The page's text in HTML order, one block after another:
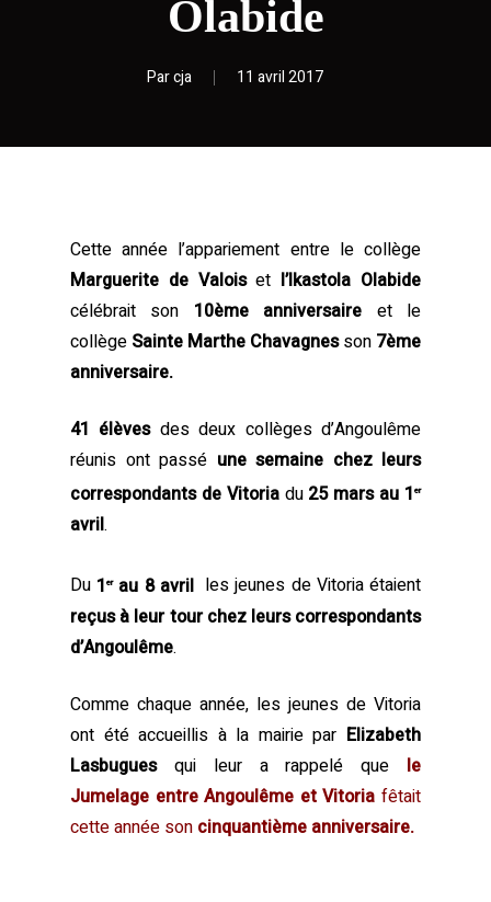
Olabide
Parcja 11 avril 2017
Cette année l’appariement entre le collège
Marguerite de Valoiset l’Ikastola Olabide
célébrait son 10ème anniversaire et le
collège Sainte Marthe Chavagnesson 7ème
anniversaire.
41 élèvesdes deux collèges d’Angoulême
réunis ont passé une semaine chez leurs
correspondants de Vitoriadu 25 mars au 1er
avril.
Du 1erau 8 avrilles jeunes de Vitoria étaient
reçus à leur tour chez leurs correspondants
d’Angoulême.
Comme chaque année, les jeunes de Vitoria
ont été accueillis à la mairie par Elizabeth
Lasbuguesqui leur a rappelé que le
Jumelage entre Angoulême et Vitoria fêtait
cette année son cinquantième anniversaire.